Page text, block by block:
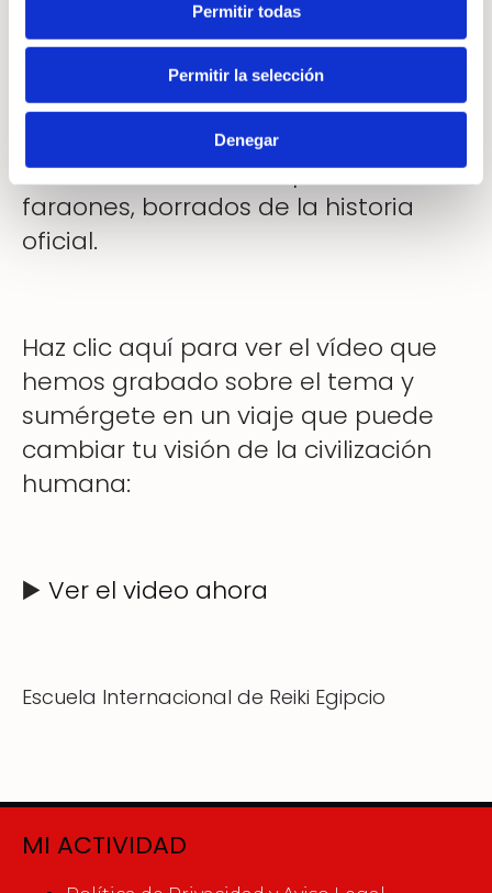
Permitir todas
Permitir la selección
Denegar
Si sientes un cosquilleo al leer estas
preguntas, espera a ver la hipótesis
final que propongo: que los “dioses
(hor) ” y “semidioses (shem su hor) ”
fueron en realidad los primeros
faraones, borrados de la historia
oficial.
Haz clic aquí para ver el vídeo que
hemos grabado sobre el tema y
sumérgete en un viaje que puede
cambiar tu visión de la civilización
humana:
▶️ Ver el video ahora
Escuela Internacional de Reiki Egipcio
MI ACTIVIDAD